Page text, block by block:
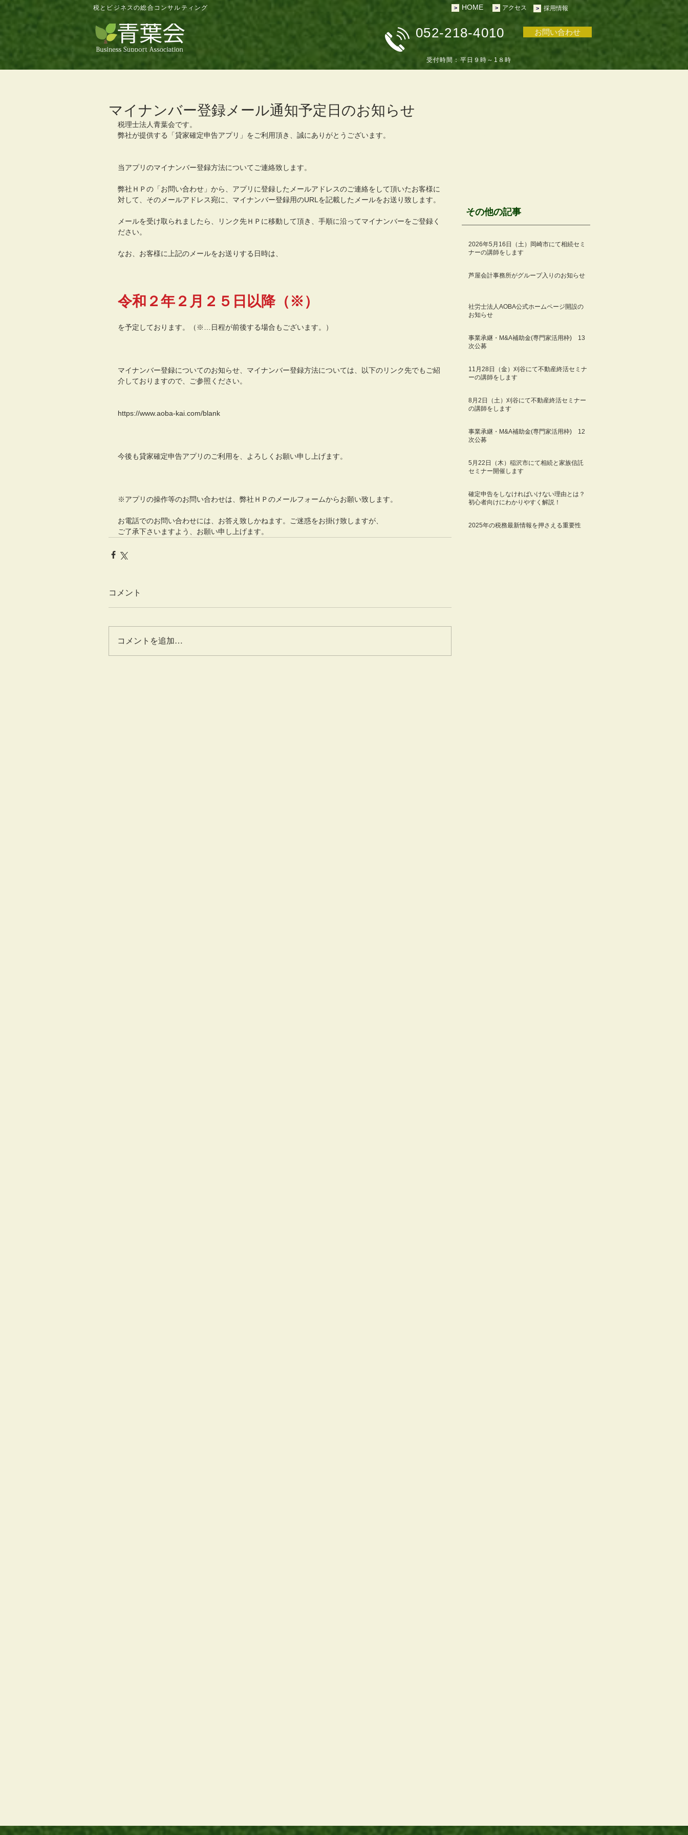
税とビジネスの総合コンサルティング > HOME > ​アクセス > 採用情報
052-218-4010 お問い合わせ
受付時間：平日９時～1８時
2026年5月16日（土）岡崎市にて相続セミ
ナーの講師をします
芦屋会計事務所がグループ入りのお知らせ
社労士法人AOBA公式ホームページ開設の
お知らせ
事業承継・M&A補助金(専門家活用枠) 13
次公募
11月28日（金）刈谷にて不動産終活セミナ
ーの講師をします
8月2日（土）刈谷にて不動産終活セミナー
の講師をします
事業承継・M&A補助金(専門家活用枠) 12
次公募
5月22日（木）稲沢市にて相続と家族信託
セミナー開催します
確定申告をしなければいけない理由とは？
初心者向けにわかりやすく解説！
2025年の税務最新情報を押さえる重要性
マイナンバー登録メール通知予定日のお知らせ
税理士法人青葉会です。
弊社が提供する「貸家確定申告アプリ」をご利用頂き、誠にありがとうございます。
当アプリのマイナンバー登録方法についてご連絡致します。
弊社ＨＰの「お問い合わせ」から、アプリに登録したメールアドレスのご連絡をして頂いたお客様に
対して、そのメールアドレス宛に、マイナンバー登録用のURLを記載したメールをお送り致します。
メールを受け取られましたら、リンク先ＨＰに移動して頂き、手順に沿ってマイナンバーをご登録く
ださい。
なお、お客様に上記のメールをお送りする日時は、
令和２年２月２５日以降（※）
​を予定しております。（※…日程が前後する場合もございます。）
マイナンバー登録についてのお知らせ、マイナンバー登録方法については、以下のリンク先でもご紹
介しておりますので、ご参照ください。
https://www.aoba-kai.com/blank
今後も貸家確定申告アプリのご利用を、よろしくお願い申し上げます。
※アプリの操作等のお問い合わせは、弊社ＨＰのメールフォームからお願い致します。
お電話でのお問い合わせには、お答え致しかねます。ご迷惑をお掛け致しますが、
ご了承下さいますよう、お願い申し上げます。
コメント
コメントを追加…
その他の記事